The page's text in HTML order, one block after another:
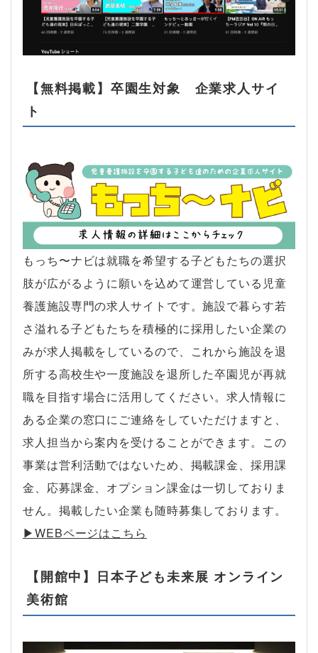
【無料掲載】卒園生対象 企業求人サイ
ト
もっち〜ナビは就職を希望する子どもたちの選択
肢が広がるように願いを込めて運営している児童
養護施設専門の求人サイトです。施設で暮らす若
さ溢れる子どもたちを積極的に採用したい企業の
みが求人掲載をしているので、これから施設を退
所する高校生や一度施設を退所した卒園児が再就
職を目指す場合に活用してください。求人情報に
ある企業の窓口にご連絡をしていただけますと、
求人担当から案内を受けることができます。この
事業は営利活動ではないため、掲載課金、採用課
金、応募課金、オプション課金は一切しておりま
せん。掲載したい企業も随時募集しております。
▶︎WEBページはこちら
【開館中】日本子ども未来展 オンライン
美術館